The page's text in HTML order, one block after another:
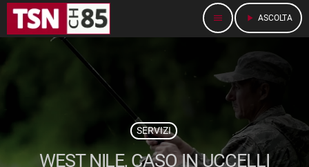
menu play_arrow ASCOLTA
SERVIZI
WEST NILE, CASO IN UCCELLI